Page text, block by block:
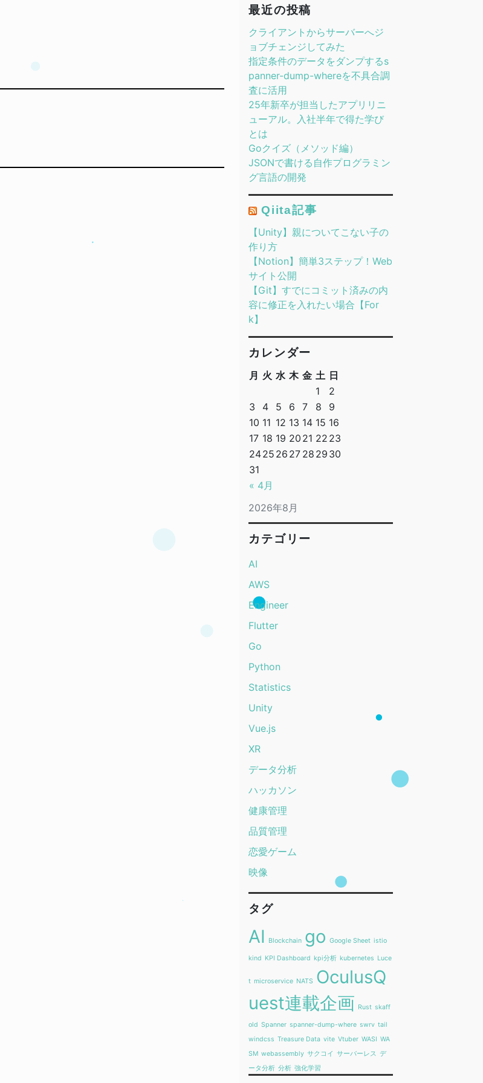
最近の投稿
クライアントからサーバーへジ
ョブチェンジしてみた
指定条件のデータをダンプするs
panner-dump-whereを不具合調
査に活用
25年新卒が担当したアプリリニ
ューアル。入社半年で得た学び
とは
Goクイズ（メソッド編）
JSONで書ける自作プログラミン
グ言語の開発
Qiita記事
【Unity】親についてこない子の
作り方
【Notion】簡単3ステップ！Web
サイト公開
【Git】すでにコミット済みの内
容に修正を入れたい場合【For
k】
カレンダー
2026年8月
月 火 水 木 金 土 日
« 4月
1
2
3
4 5 6 7 8
9
10 11 12 13 14 15 16
17 18 19 20 21 22 23
2425 26 27 28 29 30
31
カテゴリー
AI
AWS
Engineer
Flutter
Go
Python
Statistics
Unity
Vue.js
XR
データ分析
ハッカソン
健康管理
品質管理
恋愛ゲーム
映像
タグ
AI Blockchain go Google Sheet istio
kind KPI Dashboard kpi分析 kubernetes Luce
t microservice NATS OculusQ
uest連載企画 Rust skaff
old Spanner spanner-dump-where swrv tail
windcss Treasure Data vite Vtuber WASI WA
SM webassembly サクコイ サーバーレス デ
ータ分析 分析 強化学習